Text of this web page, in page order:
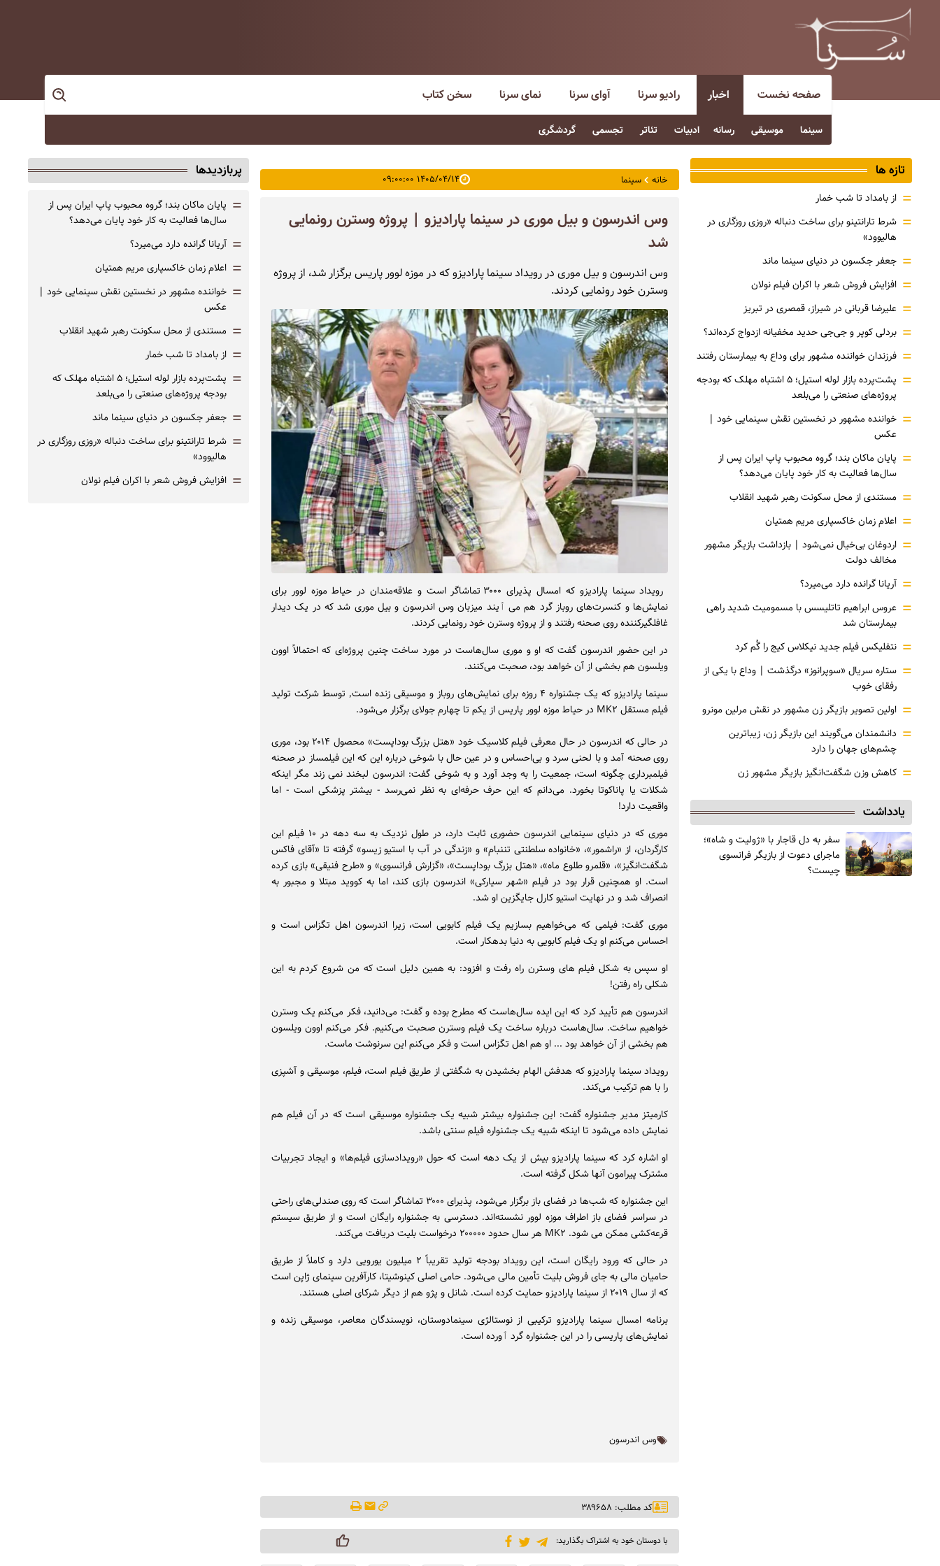
صفحه نخست اخبار
سینما موسیقی رسانه ادبیات تئاتر تجسمی گردشگری
رادیو سرنا آوای سرنا نمای سرنا سخن کتاب
خانه سینما ۱۴۰۵/۰۴/۱۴ ۰۹:۰۰:۰۰
وس اندرسون و بیل موری در سینما پارادیزو | پروژه وسترن رونمایی
شد
وس اندرسون و بیل موری در رویداد سینما پارادیزو که در موزه لوور پاریس برگزار شد، از پروژه
وسترن خود رونمایی کردند.
رویداد سینما پارادیزو که امسال پذیرای ۳۰۰۰ تماشاگر است و علاقه‌مندان در حیاط موزه لوور برای
نمایش‌ها و کنسرت‌های روباز گرد هم می ٱیند میزبان وس اندرسون و بیل موری شد که در یک دیدار
غافلگیرکننده روی صحنه رفتند و از پروژه وسترن خود رونمایی کردند.
در این حضور اندرسون گفت که او و موری سال‌هاست در مورد ساخت چنین پروژه‌ای که احتمالاً اوون
ویلسون هم بخشی از آن خواهد بود، صحبت می‌کنند.
سینما پارادیزو که یک جشنواره ۴ روزه برای نمایش‌های روباز و موسیقی زنده است٬ توسط شرکت تولید
فیلم مستقل MK۲ در حیاط موزه لوور پاریس از یکم تا چهارم جولای برگزار می‌شود.
در حالی که اندرسون در حال معرفی فیلم کلاسیک خود «هتل بزرگ بوداپست» محصول ۲۰۱۴ بود، موری
روی صحنه آمد و با لحنی سرد و بی‌احساس و در عین حال با شوخی درباره این که این فیلمساز در صحنه
فیلمبرداری چگونه است، جمعیت را به وجد آورد و به شوخی گفت: اندرسون لبخند نمی زند مگر اینکه
شکلات یا پاناکوتا بخورد. می‌دانم که این حرف حرفه‌ای به نظر نمی‌رسد - بیشتر پزشکی است - اما
واقعیت دارد!
موری که در دنیای سینمایی اندرسون حضوری ثابت دارد، در طول نزدیک به سه دهه در ۱۰ فیلم این
کارگردان، از «راشمور»، «خانواده سلطنتی تننبام» و «زندگی در آب با استیو زیسو» گرفته تا «آقای فاکس
شگفت‌انگیز»، «قلمرو طلوع ماه»، «هتل بزرگ بوداپست»، «گزارش فرانسوی» و «طرح فنیقی» بازی کرده
است. او همچنین قرار بود در فیلم «شهر سیارکی» اندرسون بازی کند، اما به کووید مبتلا و مجبور به
انصراف شد و در نهایت استیو کارل جایگزین او شد.
موری گفت: فیلمی که می‌خواهیم بسازیم یک فیلم کابویی است، زیرا اندرسون اهل تگزاس است و
احساس می‌کنم او یک فیلم کابویی به دنیا بدهکار است.
او سپس به شکل فیلم های وسترن راه رفت و افزود: به همین دلیل است که من شروع کردم به این
شکلی راه رفتن!
اندرسون هم تأیید کرد که این ایده سال‌هاست که مطرح بوده و گفت: می‌دانید، فکر می‌کنم یک وسترن
خواهیم ساخت. سال‌هاست درباره ساخت یک فیلم وسترن صحبت می‌کنیم. فکر می‌کنم اوون ویلسون
هم بخشی از آن خواهد بود ... او هم اهل تگزاس است و فکر می‌کنم این سرنوشت ماست.
رویداد سینما پارادیزو که هدفش الهام بخشیدن به شگفتی از طریق فیلم است، فیلم، موسیقی و آشپزی
را با هم ترکیب می‌کند.
کارمیتز مدیر جشنواره گفت: این جشنواره بیشتر شبیه یک جشنواره موسیقی است که در آن فیلم‌ هم
نمایش داده می‌شود تا اینکه شبیه یک جشنواره فیلم سنتی باشد.
او اشاره کرد که سینما پارادیزو بیش از یک دهه است که حول «رویدادسازی فیلم‌ها» و ایجاد تجربیات
مشترک پیرامون آنها شکل گرفته است.
این جشنواره که شب‌ها در فضای باز برگزار می‌شود، پذیرای ۳۰۰۰ تماشاگر است که روی صندلی‌های راحتی
در سراسر فضای باز اطراف موزه لوور نشسته‌اند. دسترسی به جشنواره رایگان است و از طریق سیستم
قرعه‌کشی ممکن می شود. MK۲ هر سال حدود ۲۰۰۰۰۰ درخواست بلیت دریافت می‌کند.
در حالی که ورود رایگان است، این رویداد بودجه تولید تقریباً ۲ میلیون یورویی دارد و کاملاً از طریق
حامیان مالی به جای فروش بلیت تأمین مالی می‌شود. حامی اصلی کینوشیتا، کارآفرین سینمای ژاپن است
که از سال ۲۰۱۹ از سینما پارادیزو حمایت کرده است. شانل و پژو هم از دیگر شرکای اصلی هستند.
برنامه امسال سینما پارادیزو ترکیبی از نوستالژی سینمادوستان، نویسندگان معاصر، موسیقی زنده و
نمایش‌های پاریسی را در این جشنواره گرد ٱورده است.
وس اندرسون
کد مطلب: ۳۸۹۶۵۸
با دوستان خود به اشتراک بگذارید:
تازه ها
= از بامداد تا شب خمار
= شرط تارانتینو برای ساخت دنباله «روزی روزگاری در
هالیوود»
= جعفر جکسون در دنیای سینما ماند
= افزایش فروش شعر با اکران فیلم نولان
= علیرضا قربانی در شیراز، قمصری در تبریز
= بردلی کوپر و جی‌جی حدید مخفیانه ازدواج کرده‌اند؟
= فرزندان خواننده مشهور برای وداع به بیمارستان رفتند
=
پشت‌پرده بازار لوله استیل؛ ۵ اشتباه مهلک که بودجه
پروژه‌های صنعتی را می‌بلعد
= خواننده مشهور در نخستین نقش سینمایی خود |‌
عکس
= پایان ماکان بند؛ گروه محبوب پاپ ایران پس از
سال‌ها فعالیت به کار خود پایان می‌دهد؟
= مستندی از محل سکونت رهبر شهید انقلاب
= اعلام زمان خاکسپاری مریم همتیان
= اردوغان بی‌خیال نمی‌شود | بازداشت بازیگر مشهور
مخالف دولت
= آریانا گرانده دارد می‌میرد؟
= عروس ابراهیم تاتلیسس با مسمومیت شدید راهی
بیمارستان شد
= نتفلیکس فیلم جدید نیکلاس کیج را گُم کرد
= ستاره سریال «سوپرانوز» درگذشت | وداع با یکی از
رفقای خوب
= اولین تصویر بازیگر زن مشهور در نقش مرلین مونرو
= دانشمندان می‌گویند این بازیگر زن، زیباترین
چشم‌های جهان را دارد
= کاهش وزن شگفت‌انگیز بازیگر مشهور زن
یادداشت
سفر به دل قاجار با «ژولیت و شاه»؛
ماجرای دعوت از ‌بازیگر فرانسوی
چیست؟
پربازدیدها
= پایان ماکان بند؛ گروه محبوب پاپ ایران پس از
سال‌ها فعالیت به کار خود پایان می‌دهد؟
= آریانا گرانده دارد می‌میرد؟
= اعلام زمان خاکسپاری مریم همتیان
= خواننده مشهور در نخستین نقش سینمایی خود |‌
عکس
= مستندی از محل سکونت رهبر شهید انقلاب
= از بامداد تا شب خمار
=
پشت‌پرده بازار لوله استیل؛ ۵ اشتباه مهلک که
بودجه پروژه‌های صنعتی را می‌بلعد
= جعفر جکسون در دنیای سینما ماند
= شرط تارانتینو برای ساخت دنباله «روزی روزگاری در
هالیوود»
= افزایش فروش شعر با اکران فیلم نولان